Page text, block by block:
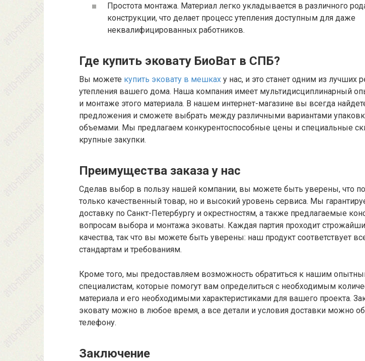
Простота монтажа. Материал легко укладывается в различного
конструкции, что делает процесс утепления доступным для даже
неквалифицированных работников.
Где купить эковату БиоВат в СПБ?
Вы можете купить эковату в мешках у нас, и это станет одним из лучших
утепления вашего дома. Наша компания имеет мультидисциплинарный
и монтаже этого материала. В нашем интернет-магазине вы всегда
предложения и сможете выбрать между различными вариантами
объемами. Мы предлагаем конкурентоспособные цены и специальные
крупные закупки.
Преимущества заказа у нас
Сделав выбор в пользу нашей компании, вы можете быть уверены, что
только качественный товар, но и высокий уровень сервиса. Мы
доставку по Санкт-Петербургу и окрестностям, а также предлагаемые
вопросам выбора и монтажа эковаты. Каждая партия проходит
качества, так что вы можете быть уверены: наш продукт соответствует
стандартам и требованиям.
Кроме того, мы предоставляем возможность обратиться к нашим
специалистам, которые помогут вам определиться с необходимым
материала и его необходимыми характеристиками для вашего проекта.
эковату можно в любое время, а все детали и условия доставки можно
телефону.
Заключение